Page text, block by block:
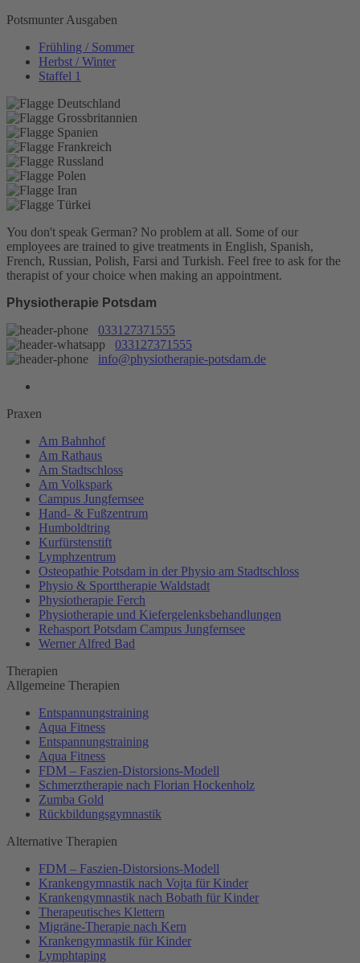
Potsmunter Ausgaben
Frühling / Sommer
Herbst / Winter
Staffel 1
You don't speak German? No problem at all. Some of our
employees are trained to give treatments in English, Spanish,
French, Russian, Polish, Farsi and Turkish. Feel free to ask for the
therapist of your choice when making an appointment.
Physiotherapie Potsdam
033127371555
033127371555
info@physiotherapie-potsdam.de
Praxen
Am Bahnhof
Am Rathaus
Am Stadtschloss
Am Volkspark
Campus Jungfernsee
Hand- & Fußzentrum
Humboldtring
Kurfürstenstift
Lymphzentrum
Osteopathie Potsdam in der Physio am Stadtschloss
Physio & Sporttherapie Waldstadt
Physiotherapie Ferch
Physiotherapie und Kiefergelenksbehandlungen
Rehasport Potsdam Campus Jungfernsee
Werner Alfred Bad
Therapien
Allgemeine Therapien
Entspannungstraining
Aqua Fitness
Entspannungstraining
Aqua Fitness
FDM – Faszien-Distorsions-Modell
Schmerztherapie nach Florian Hockenholz
Zumba Gold
Rückbildungsgymnastik
Alternative Therapien
FDM – Faszien-Distorsions-Modell
Krankengymnastik nach Vojta für Kinder
Krankengymnastik nach Bobath für Kinder
Therapeutisches Klettern
Migräne-Therapie nach Kern
Krankengymnastik für Kinder
Lymphtaping